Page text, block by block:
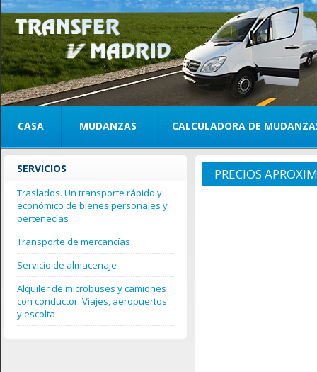
CASA MUDANZAS CALCULADORA DE
SERVICIOS
Traslados. Un transporte rápido y
económico de bienes personales y
pertenecías
Transporte de mercancías
Servicio de almacenaje
Alquiler de microbuses y camiones
con conductor. Viajes, aeropuertos
y escolta
PRECIOS